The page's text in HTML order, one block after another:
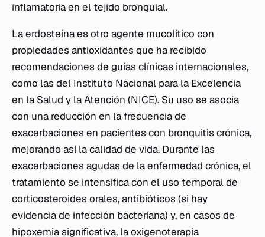
inflamatoria en el tejido bronquial.
La erdosteína es otro agente mucolítico con
propiedades antioxidantes que ha recibido
recomendaciones de guías clínicas internacionales,
como las del Instituto Nacional para la Excelencia
en la Salud y la Atención (NICE). Su uso se asocia
con una reducción en la frecuencia de
exacerbaciones en pacientes con bronquitis crónica,
mejorando así la calidad de vida. Durante las
exacerbaciones agudas de la enfermedad crónica, el
tratamiento se intensifica con el uso temporal de
corticosteroides orales, antibióticos (si hay
evidencia de infección bacteriana) y, en casos de
hipoxemia significativa, la oxigenoterapia